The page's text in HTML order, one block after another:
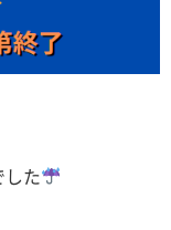
た